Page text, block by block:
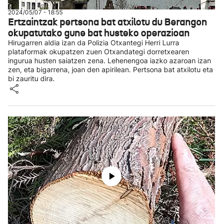
2024/05/07 - 18:55
Ertzaintzak pertsona bat atxilotu du Berangon
okupatutako gune bat husteko operazioan
Hirugarren aldia izan da Polizia Otxantegi Herri Lurra
plataformak okupatzen zuen Otxandategi dorretxearen
ingurua husten saiatzen zena. Lehenengoa iazko azaroan izan
zen, eta bigarrena, joan den apirilean. Pertsona bat atxilotu eta
bi zauritu dira.